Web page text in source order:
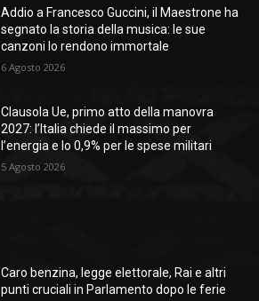
Addio a Francesco Guccini, il Maestrone ha
segnato la storia della musica: le sue
canzoni lo rendono immortale
6 Agosto 2026
Clausola Ue, primo atto della manovra
2027: l’Italia chiede il massimo per
l’energia e lo 0,9% per le spese militari
5 Agosto 2026
Caro benzina, legge elettorale, Rai e altri
punti cruciali in Parlamento dopo le ferie